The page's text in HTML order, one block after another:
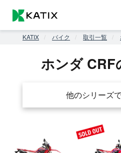
KATIX バイク 取引一覧
ホンダ CRF
他のシリーズ